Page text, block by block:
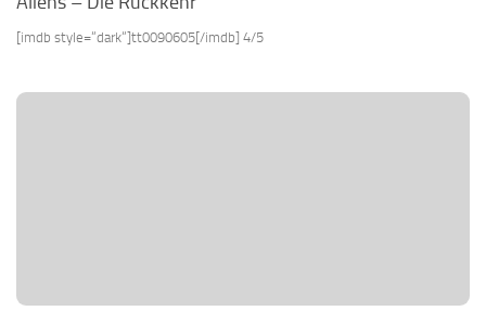
[imdb style=“dark“]tt0090605[/imdb] 4/5